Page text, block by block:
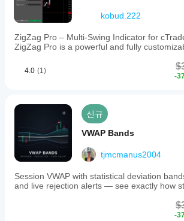
kobud.222
ZigZag Pro – Multi-Swing Indicator for
ZigZag Pro is a powerful and fully
4.0 (1)
-
신규
VWAP Bands
tjmcmanus2004
Session VWAP with statistical deviation
and live rejection alerts — see exactly how
-